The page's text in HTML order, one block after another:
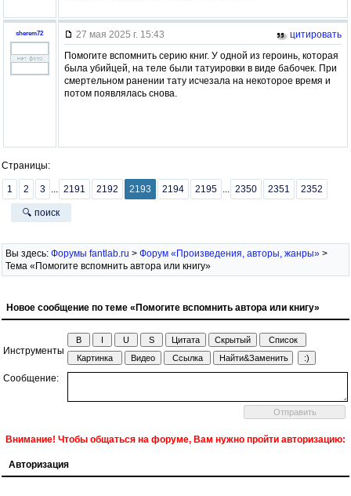
sherem72 27 мая 2025 г. 15:43
цитировать
Помогите вспомнить серию книг. У одной из героинь, которая
была убийцей, на теле были татуировки в виде бабочек. При
смертельном ранении тату исчезала на некоторое время и
потом появлялась снова.
Страницы:
1 2 3 ... 2191 2192 2193 2194 2195 ... 2350 2351 2352
🔍 поиск
Вы здесь: Форумы fantlab.ru > Форум «Произведения, авторы, жанры» >
Тема «Помогите вспомнить автора или книгу»
Новое сообщение по теме «Помогите вспомнить автора или книгу»
Инструменты
Сообщение:
Внимание! Чтобы общаться на форуме, Вам нужно пройти авторизацию:
Авторизация